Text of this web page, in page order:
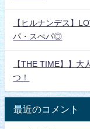
【ヒルナンデス】
パ・スぺパ◎
【THE TIME】】大
つ！
最近のコメント